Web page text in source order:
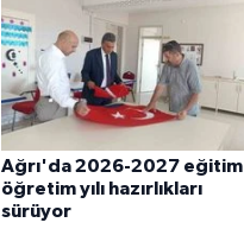
Ağrı'da 2026-2027 eğitim
öğretim yılı hazırlıkları
sürüyor